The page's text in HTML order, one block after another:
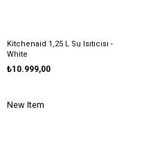
Kitchenaid 1,25 L Su Isıtıcısı -
White
₺10.999,00
New Item